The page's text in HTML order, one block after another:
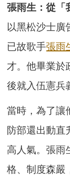
張雨生：從「
以黑松沙士廣
已故歌手張雨
才。他畢業於
後就入伍憲兵
當時，為了讓
防部還出動直
高人氣。張雨
格、制度森嚴